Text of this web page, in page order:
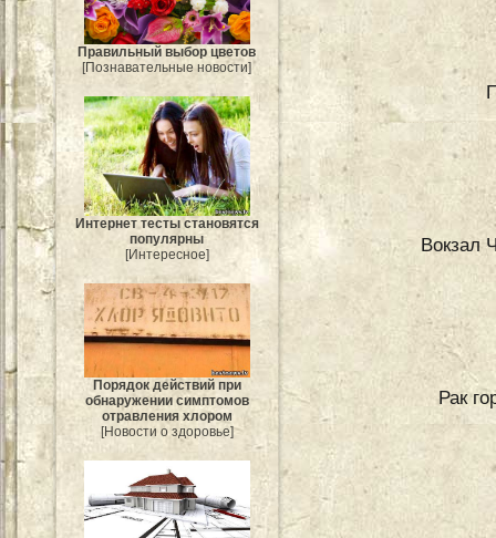
Правильный выбор цветов
[Познавательные новости]
Интернет тесты становятся
популярны
[Интересное]
Порядок действий при
обнаружении симптомов
отравления хлором
[Новости о здоровье]
Вокзал
Рак